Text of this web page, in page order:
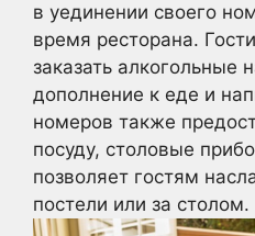
в уединении своего
время ресторана.
заказать алкогольные
дополнение к еде и
номеров также
посуду, столовые
позволяет гостям
постели или за столом.